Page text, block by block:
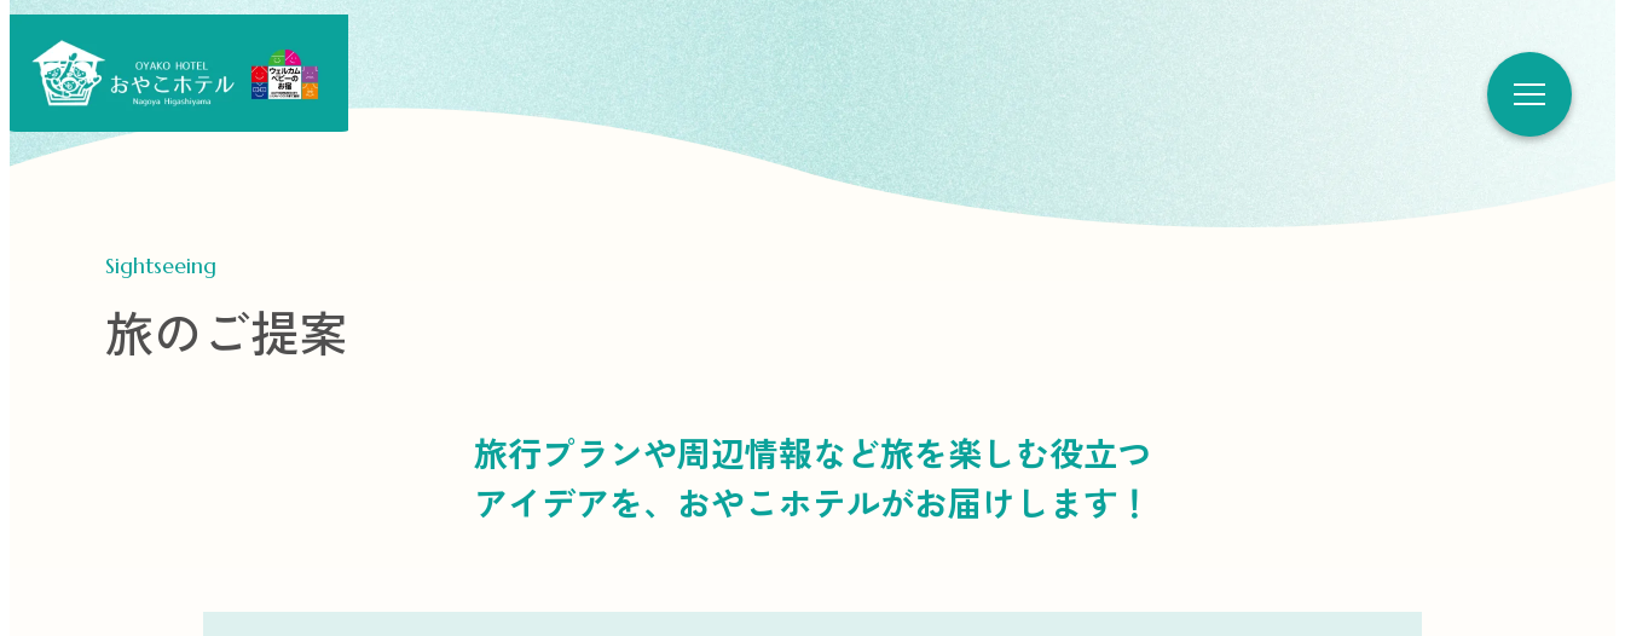
Sightseeing
旅のご提案
旅行プランや周辺情報など旅を楽しむ役立つ
アイデアを、 おやこホテルがお届けします！